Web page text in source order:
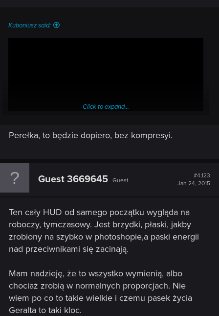
Kuboniusz said:
to prawdziwa perełka i (moim zdaniem) przebija cały 35min.
gameplay i wszystkie sceny z materiału z hands-on.
Click to expand...
Perełka, to będzie dopiero, bez kompresyi.
Guest 3669645 Guest
#4,123
Jan 24, 2015
Ten cały HUD od samego początku wygląda na
roboczy, tymczasowy. Jest brzydki, płaski, jakby
zrobiony na szybko w photoshopie,a paski energii
nad przeciwnikami się zacinają.
Mam nadzieję, że to wszystko wymienią, albo
chociaż zrobią w normalnych proporcjach. Nie
wiem po co to takie wielkie i czemu pasek życia
Geralta to taki kloc.